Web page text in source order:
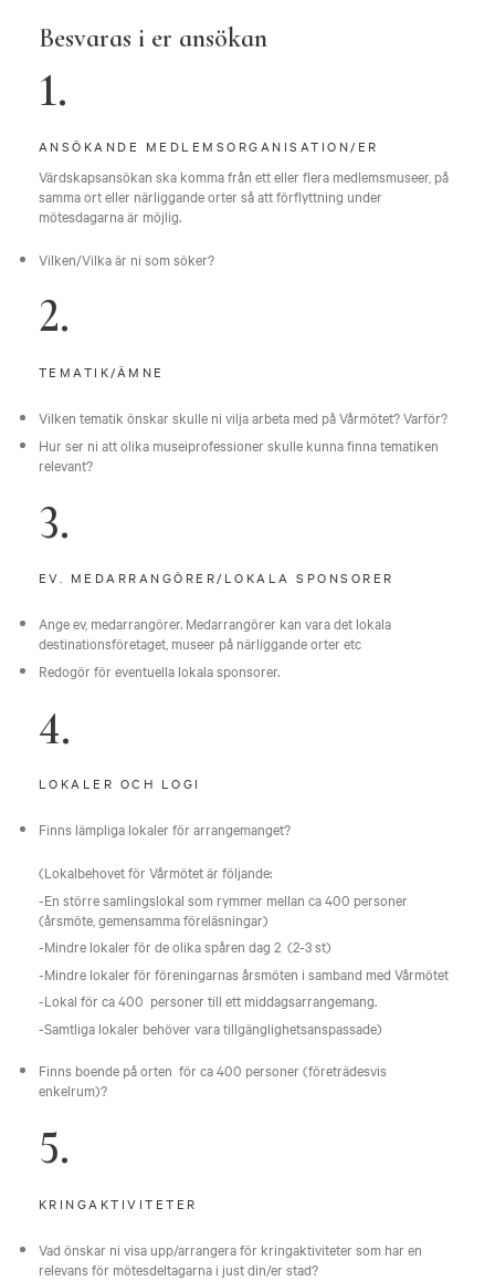
Besvaras i er ansökan
1.
ANSÖKANDE MEDLEMSORGANISATION/ER
Värdskapsansökan ska komma från ett eller flera medlemsmuseer, på
samma ort eller närliggande orter så att förflyttning under
mötesdagarna är möjlig.
Vilken/Vilka är ni som söker?
2.
TEMATIK/ÄMNE
Vilken tematik önskar skulle ni vilja arbeta med på Vårmötet? Varför?
Hur ser ni att olika museiprofessioner skulle kunna finna tematiken
relevant?
3.
EV. MEDARRANGÖRER/LOKALA SPONSORER
Ange ev, medarrangörer. Medarrangörer kan vara det lokala
destinationsföretaget, museer på närliggande orter etc
Redogör för eventuella lokala sponsorer.
4.
LOKALER OCH LOGI
Finns lämpliga lokaler för arrangemanget?
(Lokalbehovet för Vårmötet är följande:
-En större samlingslokal som rymmer mellan ca 400 personer
(årsmöte, gemensamma föreläsningar)
-Mindre lokaler för de olika spåren dag 2 (2-3 st)
-Mindre lokaler för föreningarnas årsmöten i samband med Vårmötet
-Lokal för ca 400 personer till ett middagsarrangemang.
-Samtliga lokaler behöver vara tillgänglighetsanspassade)
Finns boende på orten för ca 400 personer (företrädesvis
enkelrum)?
5.
KRINGAKTIVITETER
Vad önskar ni visa upp/arrangera för kringaktiviteter som har en
relevans för mötesdeltagarna i just din/er stad?